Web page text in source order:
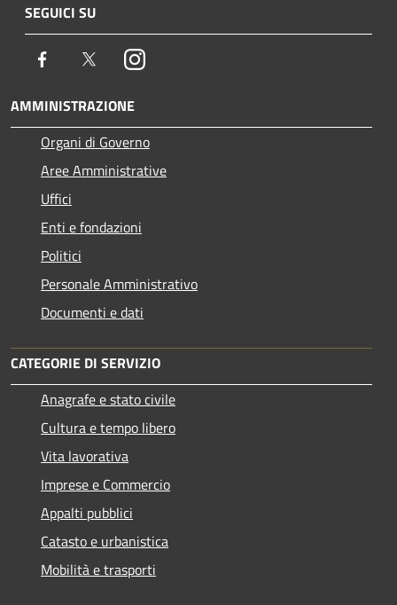
SEGUICI SU
Facebook TwitterInstagram
AMMINISTRAZIONE
Organi di Governo
Aree Amministrative
Uffici
Enti e fondazioni
Politici
Personale Amministrativo
Documenti e dati
CATEGORIE DI SERVIZIO
Anagrafe e stato civile
Cultura e tempo libero
Vita lavorativa
Imprese e Commercio
Appalti pubblici
Catasto e urbanistica
Mobilità e trasporti